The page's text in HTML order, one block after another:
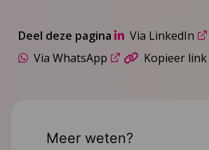
Deel deze pagina Via LinkedIn
Via WhatsApp
Kopieer link
Meer weten?